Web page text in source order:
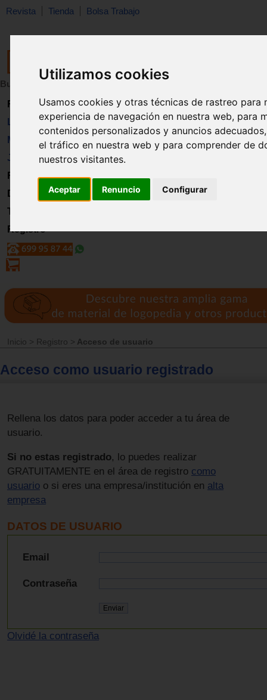
Utilizamos cookies
Usamos cookies y otras técnicas de rastreo para
experiencia de navegación en nuestra web, para
contenidos personalizados y anuncios
el tráfico en nuestra web y para comprender de
nuestros visitantes.
Aceptar Renuncio Configurar
Revista Tienda Bolsa Trabajo
Buscar:
Revista
Libros
Material
Juguetes
Formación
Directorio
Trabajo
Registro
Inicio > Registro > Acceso de usuario
Acceso como usuario registrado
Rellena los datos para poder acceder a tu área de
usuario.
Si no estas registrado, lo puedes realizar
GRATUITAMENTE en el área de registro como
usuario o si eres una empresa/institución en alta
empresa
DATOS DE USUARIO
Email
Contraseña
Olvidé la contraseña